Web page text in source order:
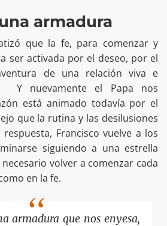
armadura
que la fe, para comenzar y
ser activada por el deseo, por el
de una relación viva e
Y nuevamente el Papa nos
está animado todavía por el
que la rutina y las desilusiones
respuesta, Francisco vuelve a los
siguiendo a una estrella
volver a comenzar cada
en la fe.
armadura que nos enyesa,